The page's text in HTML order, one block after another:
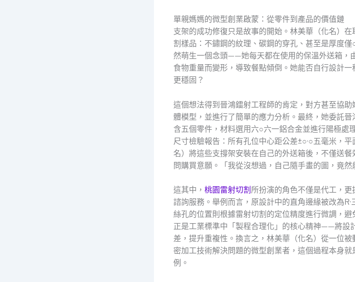
單親媽媽的微型創業啟蒙：從零件到產品的價值鏈
支架的成功修復只是故事的開始。林美華（化名）
割樣品：不鏽鋼的紋理、碳鋼的穿孔、甚至是厚度
然萌生一個念頭——她每天都在使用的保溫外送箱，
食物重量而變形，導致餐點傾倒。她能否自行設計
更穩固？
這個想法得到晉鴻鐳射工程師的肯定，對方甚至協
體模型，並進行了簡單的應力分析。最終，她委託
含五個零件，材料選用六○六一鋁合金並進行陽極處
尺寸檢驗報告：所有孔位中心距公差±○·○五毫米，
名）將這些支撐架安裝在自己的外送箱後，不僅送
問購買意願。「我從沒想過，自己隨手畫的圖，竟
這其中， 桃園雷射切割 所扮演的角色不僅是代工，
諮詢服務。舉例而言，原設計中的直角邊緣被改為
絲孔的位置則根據雷射切割的定位精度進行微調，
正是工業標準中「製程合理化」的核心精神——將設
差，提升重複性。換言之，林美華（化名）從一位
密加工技術解決問題的微型創業者，這個過程本身
例。